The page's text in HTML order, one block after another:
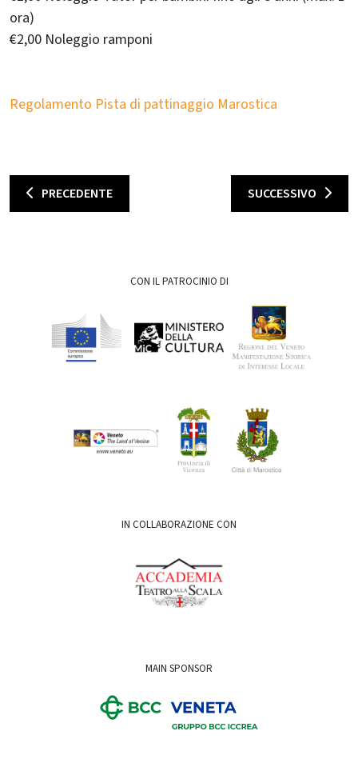
ora)
€2,00 Noleggio ramponi
Regolamento Pista di pattinaggio Marostica
PRECEDENTE SUCCESSIVO
CON IL PATROCINIO DI
IN COLLABORAZIONE CON
MAIN SPONSOR